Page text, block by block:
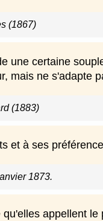
(1867)
une certaine
mais ne s'adapte
(1883)
et à ses
1873.
appellent